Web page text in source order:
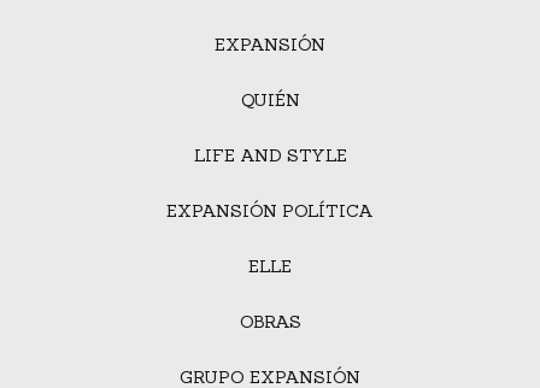
EXPANSIÓN
QUIÉN
LIFE AND STYLE
EXPANSIÓN POLÍTICA
ELLE
OBRAS
GRUPO EXPANSIÓN